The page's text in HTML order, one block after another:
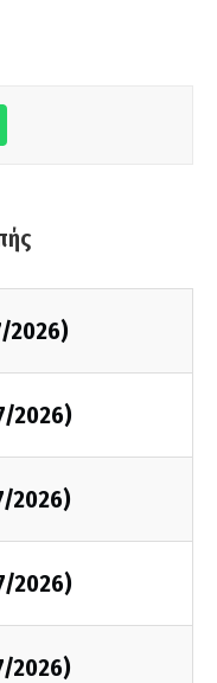
2026)
2026)
2026)
2026)
2026)